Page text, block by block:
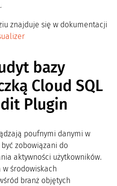
znajduje się w dokumentacji
bazy
Cloud SQL
Plugin
poufnymi danymi w
zobowiązani do
aktywności użytkowników.
w środowiskach
branż objętych